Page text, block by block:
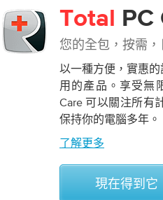
Total PC
您的全包，按需
以一種方便，實惠
用的產品。享受無
Care 可以關注所有
保持你的電腦多年。
了解更多
現在得到它